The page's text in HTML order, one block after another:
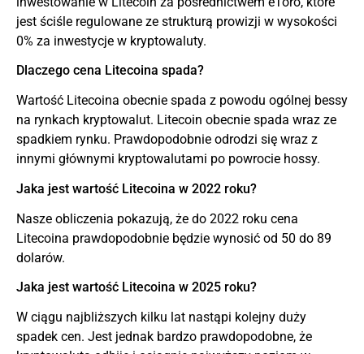
jest ściśle regulowane ze strukturą prowizji w wysokości
0% za inwestycje w kryptowaluty.
Dlaczego cena Litecoina spada?
Wartość Litecoina obecnie spada z powodu ogólnej bessy
na rynkach kryptowalut. Litecoin obecnie spada wraz ze
spadkiem rynku. Prawdopodobnie odrodzi się wraz z
innymi głównymi kryptowalutami po powrocie hossy.
Jaka jest wartość Litecoina w 2022 roku?
Nasze obliczenia pokazują, że do 2022 roku cena
Litecoina prawdopodobnie będzie wynosić od 50 do 89
dolarów.
Jaka jest wartość Litecoina w 2025 roku?
W ciągu najbliższych kilku lat nastąpi kolejny duży
spadek cen. Jest jednak bardzo prawdopodobne, że